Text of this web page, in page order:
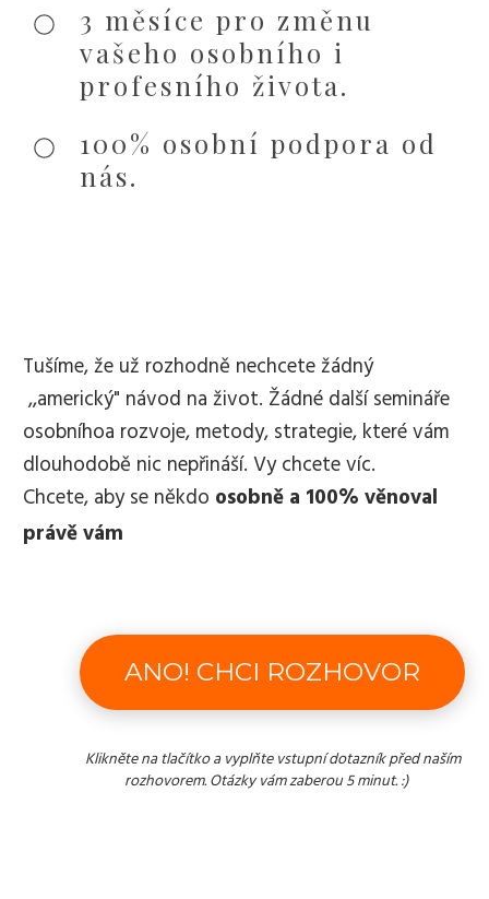
3 měsíce pro změnu
vašeho osobního i
profesního života.
100% osobní podpora od
nás.
Tušíme, že už rozhodně nechcete žádný
,,americký" návod na život. Žádné další semináře
osobníhoa rozvoje, metody, strategie, které vám
dlouhodobě nic nepřináší. Vy chcete víc. ​
Chcete, aby se někdo osobně a 100% věnoval
právě vám
ANO!​ CHCI ROZHOVOR
Klikněte na tlačítko a vyplňte vstupní dotazník před naším
rozhovorem. Otázky vám zaberou 5 minut. :)